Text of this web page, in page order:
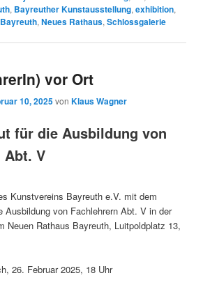
, Bayreuther Kunstausstellung,exhibition,
,Neues Rathaus,Schlossgalerie
vor Ort
10, 2025vonKlaus Wagner
für die Ausbildung von
Abt. V
Kunstvereins Bayreuth e.V. mit dem
Ausbildung von Fachlehrern Abt. V in der
Neuen Rathaus Bayreuth, Luitpoldplatz 13,
26. Februar 2025, 18 Uhr